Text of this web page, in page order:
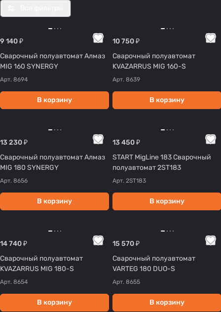
9 140 ₽
Сварочный полуавтомат Алмаз
MIG 160 SYNERGY
Арт. 8694
В корзину
10 750 ₽
Сварочный полуавтомат
KVAZARRUS MIG 160-S
Арт. 8639
В корзину
13 230 ₽
Сварочный полуавтомат Алмаз
MIG 180 SYNERGY
Арт. 8656
В корзину
13 450 ₽
START MigLine 183 Сварочный
полуавтомат 2ST183
Арт. 2ST183
В корзину
14 740 ₽
Сварочный полуавтомат
KVAZARRUS MIG 180-S
Арт. 8654
В корзину
15 570 ₽
Сварочный полуавтомат
VARTEG 180 DUO-S
Арт. 8655
В корзину